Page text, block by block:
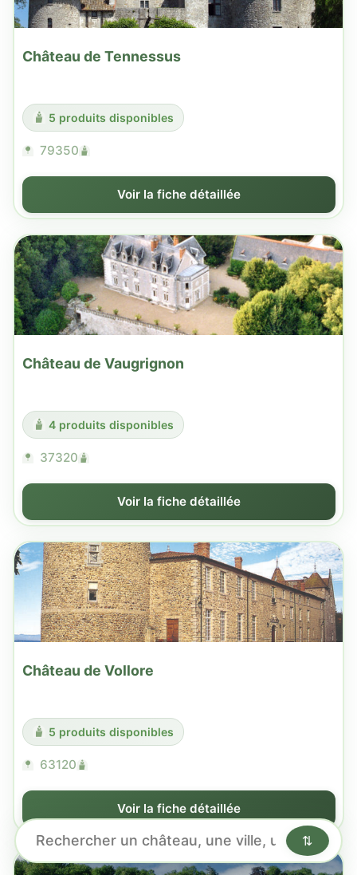
Château de Tennessus
5 produits disponibles
79350
Voir la fiche détaillée
Château de Vaugrignon
4 produits disponibles
37320
Voir la fiche détaillée
Château de Vollore
5 produits disponibles
63120
Voir la fiche détaillée
⇅